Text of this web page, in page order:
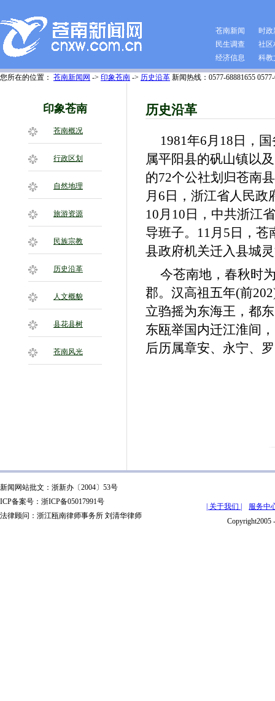
苍南新闻
时政
民生调查
社区
经济信息
科教
您所在的位置： 苍南新闻网 -> 印象苍南 -> 历史沿革 新闻热线：0577-68881655
印象苍南
苍南概况
行政区划
自然地理
旅游资源
民族宗教
历史沿革
人文概貌
县花县树
苍南风光
历史沿革
1981年6月18日，
属平阳县的矾山镇以
的72个公社划归苍南
月6日，浙江省人民
10月10日，中共浙江
导班子。11月5日，苍
县政府机关迁入县城
今苍南地，春秋时
郡。汉高祖五年(前
立驺摇为东海王，都
东瓯举国内迁江淮间
后历属章安、永宁、
新闻网站批文：浙新办〔2004〕53号
ICP备案号：浙ICP备05017991号
法律顾问：浙江瓯南律师事务所 刘清华律师
| 关于我们 |
服务中
Copyright2005